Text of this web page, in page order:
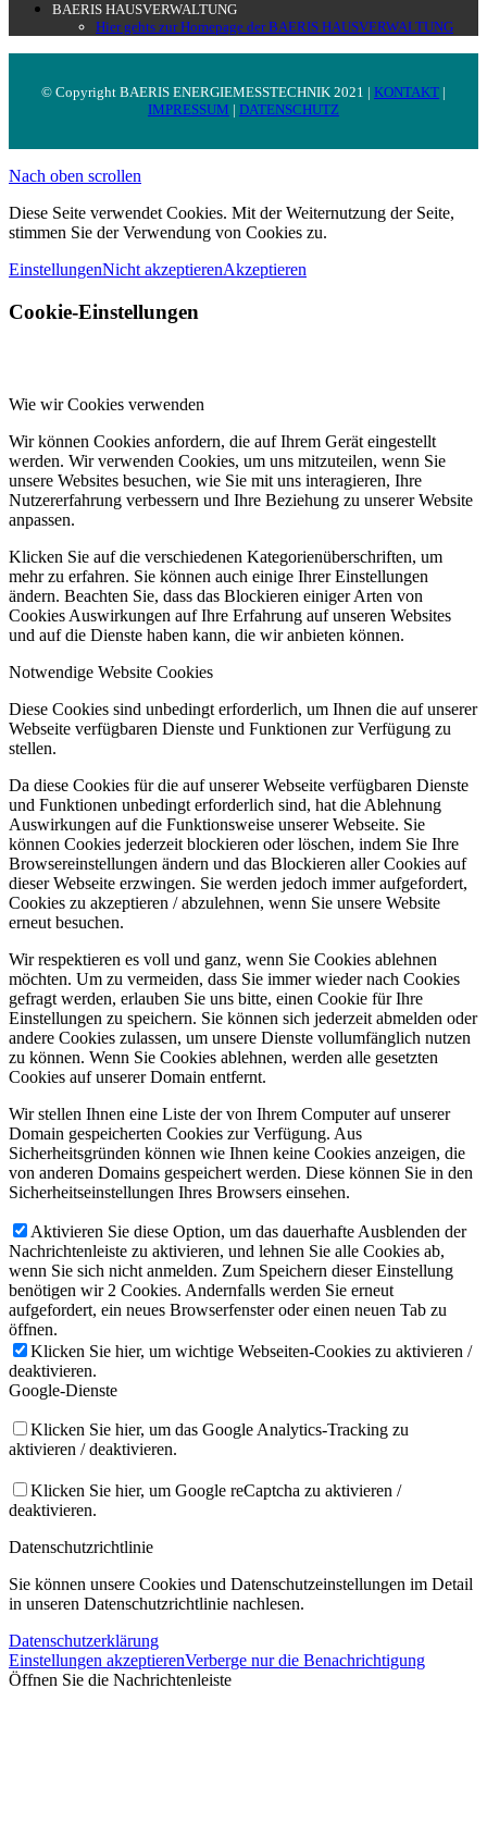
BAERIS HAUSVERWALTUNG
Hier gehts zur Homepage der BAERIS HAUSVERWALTUNG
© Copyright BAERIS ENERGIEMESSTECHNIK 2021 | KONTAKT |
IMPRESSUM | DATENSCHUTZ
Nach oben scrollen
Diese Seite verwendet Cookies. Mit der Weiternutzung der Seite,
stimmen Sie der Verwendung von Cookies zu.
EinstellungenNicht akzeptierenAkzeptieren
Cookie-Einstellungen
Wie wir Cookies verwenden
Wir können Cookies anfordern, die auf Ihrem Gerät eingestellt
werden. Wir verwenden Cookies, um uns mitzuteilen, wenn Sie
unsere Websites besuchen, wie Sie mit uns interagieren, Ihre
Nutzererfahrung verbessern und Ihre Beziehung zu unserer Website
anpassen.
Klicken Sie auf die verschiedenen Kategorienüberschriften, um
mehr zu erfahren. Sie können auch einige Ihrer Einstellungen
ändern. Beachten Sie, dass das Blockieren einiger Arten von
Cookies Auswirkungen auf Ihre Erfahrung auf unseren Websites
und auf die Dienste haben kann, die wir anbieten können.
Notwendige Website Cookies
Diese Cookies sind unbedingt erforderlich, um Ihnen die auf unserer
Webseite verfügbaren Dienste und Funktionen zur Verfügung zu
stellen.
Da diese Cookies für die auf unserer Webseite verfügbaren Dienste
und Funktionen unbedingt erforderlich sind, hat die Ablehnung
Auswirkungen auf die Funktionsweise unserer Webseite. Sie
können Cookies jederzeit blockieren oder löschen, indem Sie Ihre
Browsereinstellungen ändern und das Blockieren aller Cookies auf
dieser Webseite erzwingen. Sie werden jedoch immer aufgefordert,
Cookies zu akzeptieren / abzulehnen, wenn Sie unsere Website
erneut besuchen.
Wir respektieren es voll und ganz, wenn Sie Cookies ablehnen
möchten. Um zu vermeiden, dass Sie immer wieder nach Cookies
gefragt werden, erlauben Sie uns bitte, einen Cookie für Ihre
Einstellungen zu speichern. Sie können sich jederzeit abmelden oder
andere Cookies zulassen, um unsere Dienste vollumfänglich nutzen
zu können. Wenn Sie Cookies ablehnen, werden alle gesetzten
Cookies auf unserer Domain entfernt.
Wir stellen Ihnen eine Liste der von Ihrem Computer auf unserer
Domain gespeicherten Cookies zur Verfügung. Aus
Sicherheitsgründen können wie Ihnen keine Cookies anzeigen, die
von anderen Domains gespeichert werden. Diese können Sie in den
Sicherheitseinstellungen Ihres Browsers einsehen.
Aktivieren Sie diese Option, um das dauerhafte Ausblenden der
Nachrichtenleiste zu aktivieren, und lehnen Sie alle Cookies ab,
wenn Sie sich nicht anmelden. Zum Speichern dieser Einstellung
benötigen wir 2 Cookies. Andernfalls werden Sie erneut
aufgefordert, ein neues Browserfenster oder einen neuen Tab zu
öffnen.
Klicken Sie hier, um wichtige Webseiten-Cookies zu aktivieren /
deaktivieren.
Google-Dienste
Klicken Sie hier, um das Google Analytics-Tracking zu
aktivieren / deaktivieren.
Klicken Sie hier, um Google reCaptcha zu aktivieren /
deaktivieren.
Datenschutzrichtlinie
Sie können unsere Cookies und Datenschutzeinstellungen im Detail
in unseren Datenschutzrichtlinie nachlesen.
Datenschutzerklärung
Einstellungen akzeptierenVerberge nur die Benachrichtigung
Öffnen Sie die Nachrichtenleiste